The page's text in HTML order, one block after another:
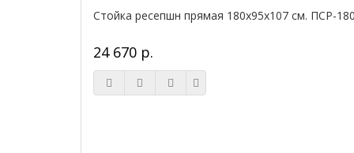
Стойка ресепшн прямая 180х95х107 см. ПСР-
24 670 р.